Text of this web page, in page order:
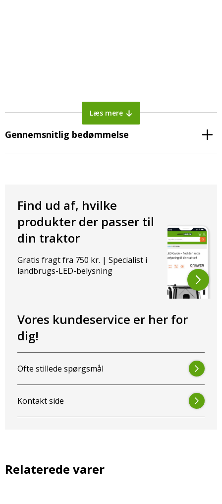
Læs mere
Gennemsnitlig bedømmelse
Find ud af, hvilke
produkter der passer til
din traktor
Gratis fragt fra 750 kr. | Specialist i
landbrugs-LED-belysning
Vores kundeservice er her for
dig!
Ofte stillede spørgsmål
Kontakt side
Relaterede varer